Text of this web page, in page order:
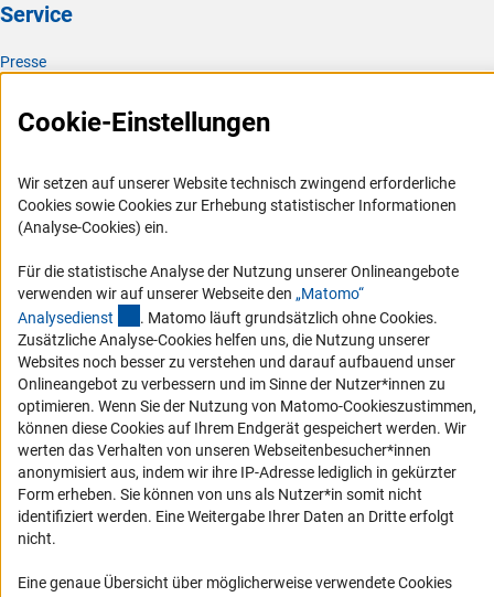
Service
Presse
Karriere
RSS-Feeds
Compliance
Barrierefreiheit
Service und Informationen für Menschen mit Behinderungen
Erklärung zur Barrierefreiheit
Barriere melden
DFG-aktuell
Erhalten Sie Neuigkeiten aus der DFG direkt in Ihr Mailpostfach oder
schauen Sie sich die Ausgaben online an.
Zum Newsletter
Cookie-Einstellungen
Wir setzen auf unserer Website technisch zwingend erforderliche
Cookies sowie Cookies zur Erhebung statistischer Informationen
(Analyse-Cookies) ein.
Für die statistische Analyse der Nutzung unserer Onlineangebote
verwenden wir auf unserer Webseite den „Matomo“
Analysedienst (externer Link)
. Matomo läuft grundsätzlich ohne Cookies.
Zusätzliche Analyse-Cookies helfen uns, die Nutzung unserer
Websites noch besser zu verstehen und darauf aufbauend unser
Onlineangebot zu verbessern und im Sinne der Nutzer*innen zu
optimieren. Wenn Sie der Nutzung von Matomo-Cookieszustimmen,
können diese Cookies auf Ihrem Endgerät gespeichert werden. Wir
werten das Verhalten von unseren Webseitenbesucher*innen
anonymisiert aus, indem wir ihre IP-Adresse lediglich in gekürzter
Form erheben. Sie können von uns als Nutzer*in somit nicht
identifiziert werden. Eine Weitergabe Ihrer Daten an Dritte erfolgt
nicht.
Eine genaue Übersicht über möglicherweise verwendete Cookies